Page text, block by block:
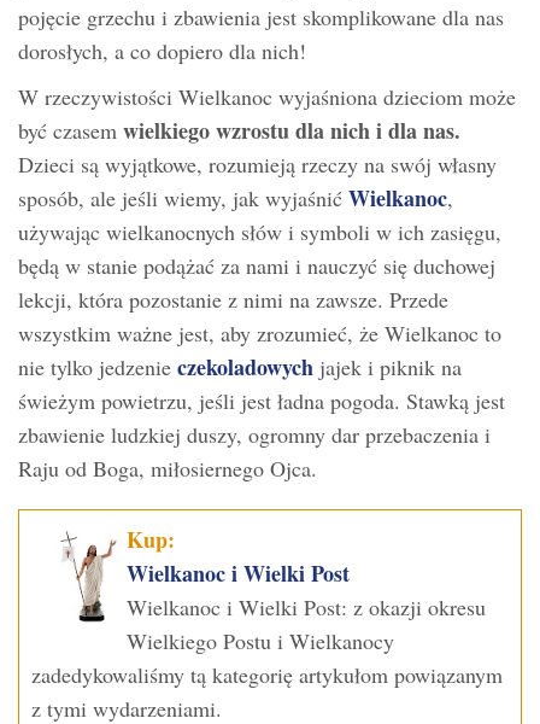
pojęcie grzechu i zbawienia jest skomplikowane dla nas
dorosłych, a co dopiero dla nich!
W rzeczywistości Wielkanoc wyjaśniona dzieciom może
być czasem wielkiego wzrostu dla nich i dla nas.
Dzieci są wyjątkowe, rozumieją rzeczy na swój własny
sposób, ale jeśli wiemy, jak wyjaśnić Wielkanoc,
używając wielkanocnych słów i symboli w ich zasięgu,
będą w stanie podążać za nami i nauczyć się duchowej
lekcji, która pozostanie z nimi na zawsze. Przede
wszystkim ważne jest, aby zrozumieć, że Wielkanoc to
nie tylko jedzenie czekoladowych jajek i piknik na
świeżym powietrzu, jeśli jest ładna pogoda. Stawką jest
zbawienie ludzkiej duszy, ogromny dar przebaczenia i
Raju od Boga, miłosiernego Ojca.
Kup:
Wielkanoc i Wielki Post
Wielkanoc i Wielki Post: z okazji okresu
Wielkiego Postu i Wielkanocy
zadedykowaliśmy tą kategorię artykułom powiązanym
z tymi wydarzeniami.